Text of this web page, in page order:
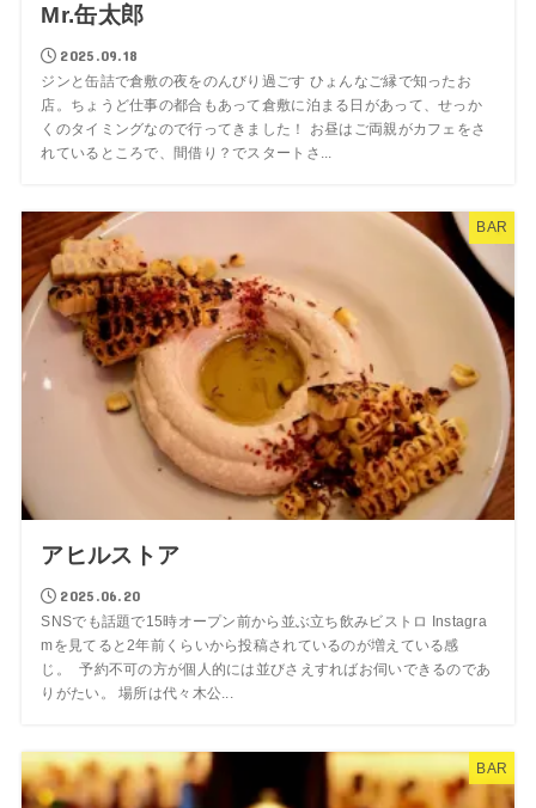
Mr.缶太郎
2025.09.18
ジンと缶詰で倉敷の夜をのんびり過ごす ひょんなご縁で知ったお
店。ちょうど仕事の都合もあって倉敷に泊まる日があって、せっか
くのタイミングなので行ってきました！ お昼はご両親がカフェをさ
れているところで、間借り？でスタートさ...
BAR
アヒルストア
2025.06.20
SNSでも話題で15時オープン前から並ぶ立ち飲みビストロ Instagra
mを見てると2年前くらいから投稿されているのが増えている感
じ。 予約不可の方が個人的には並びさえすればお伺いできるのであ
りがたい。 場所は代々木公...
BAR